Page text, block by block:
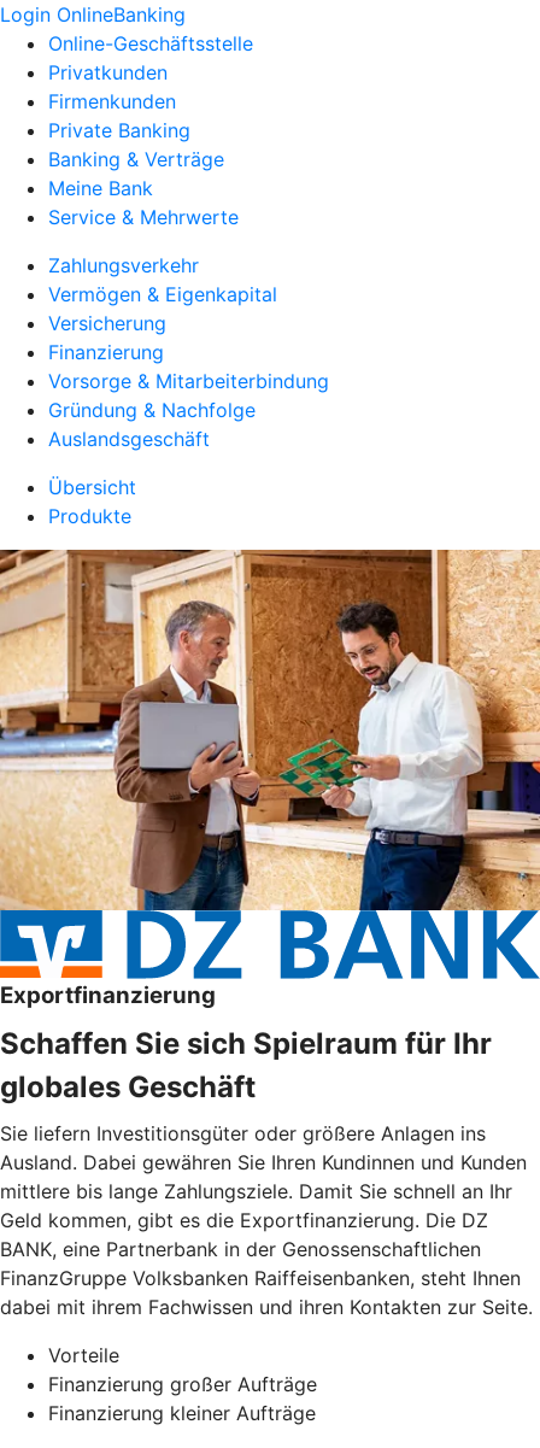
Login OnlineBanking
Online-Geschäftsstelle
Privatkunden
Firmenkunden
Private Banking
Banking & Verträge
Meine Bank
Service & Mehrwerte
Zahlungsverkehr
Vermögen & Eigenkapital
Versicherung
Finanzierung
Vorsorge & Mitarbeiterbindung
Gründung & Nachfolge
Auslandsgeschäft
Übersicht
Produkte
Exportfinanzierung
Schaffen Sie sich Spielraum für Ihr
globales Geschäft
Sie liefern Investitionsgüter oder größere Anlagen ins
Ausland. Dabei gewähren Sie Ihren Kundinnen und Kunden
mittlere bis lange Zahlungsziele. Damit Sie schnell an Ihr
Geld kommen, gibt es die Exportfinanzierung. Die DZ
BANK, eine Partnerbank in der Genossenschaftlichen
FinanzGruppe Volksbanken Raiffeisenbanken, steht Ihnen
dabei mit ihrem Fachwissen und ihren Kontakten zur Seite.
Vorteile
Finanzierung großer Aufträge
Finanzierung kleiner Aufträge